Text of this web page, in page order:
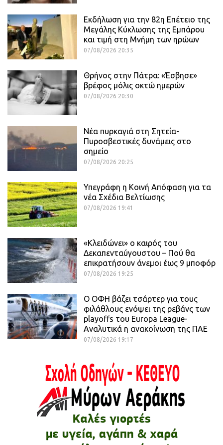
Εκδήλωση για την 82η Επέτειο της
Μεγάλης Κύκλωσης της Εμπάρου
και τιμή στη Μνήμη των ηρώων
07/08/2026 20:35
Θρήνος στην Πάτρα: «Έσβησε»
βρέφος μόλις οκτώ ημερών
07/08/2026 20:30
Νέα πυρκαγιά στη Σητεία-
Πυροσβεστικές δυνάμεις στο
σημείο
07/08/2026 20:25
Υπεγράφη η Κοινή Απόφαση για τα
νέα Σχέδια Βελτίωσης
07/08/2026 19:41
«Κλειδώνει» ο καιρός του
Δεκαπενταύγουστου – Πού θα
επικρατήσουν άνεμοι έως 9 μποφόρ
07/08/2026 19:25
Ο ΟΦΗ βάζει τσάρτερ για τους
φιλάθλους ενόψει της ρεβάνς των
playoffs του Europa League-
Αναλυτικά η ανακοίνωση της ΠΑΕ
07/08/2026 19:17